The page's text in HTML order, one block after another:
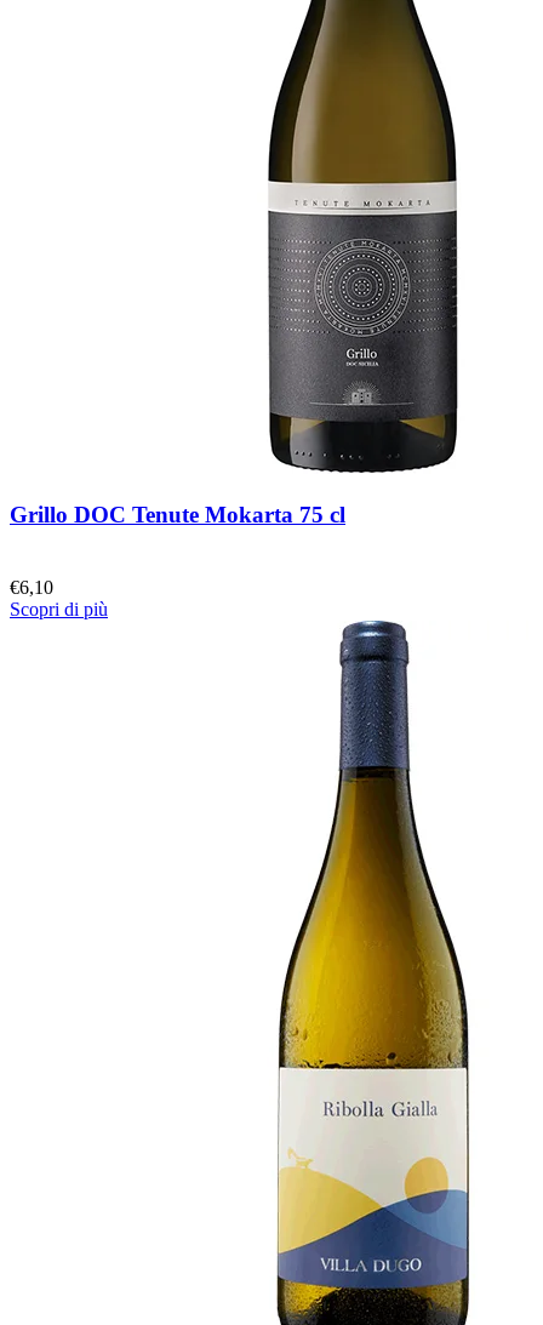
Grillo DOC Tenute Mokarta 75 cl
€6,10
Scopri di più